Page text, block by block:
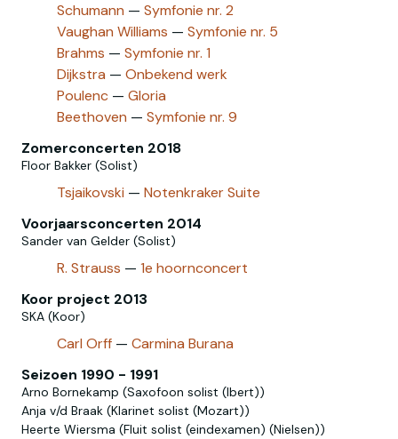
Schumann — Symfonie nr. 2
Vaughan Williams — Symfonie nr. 5
Brahms — Symfonie nr. 1
Dijkstra — Onbekend werk
Poulenc — Gloria
Beethoven — Symfonie nr. 9
Zomerconcerten 2018
Floor Bakker (Solist)
Tsjaikovski — Notenkraker Suite
Voorjaarsconcerten 2014
Sander van Gelder (Solist)
R. Strauss — 1e hoornconcert
Koor project 2013
SKA (Koor)
Carl Orff — Carmina Burana
Seizoen 1990 - 1991
Arno Bornekamp (Saxofoon solist (Ibert))
Anja v/d Braak (Klarinet solist (Mozart))
Heerte Wiersma (Fluit solist (eindexamen) (Nielsen))